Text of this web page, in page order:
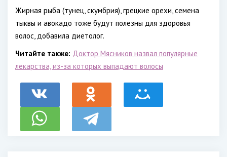
Жирная рыба (тунец, скумбрия), грецкие орехи, семена
тыквы и авокадо тоже будут полезны для здоровья
волос, добавила диетолог.
Читайте также: Доктор Мясников назвал популярные
лекарства, из-за которых выпадают волосы